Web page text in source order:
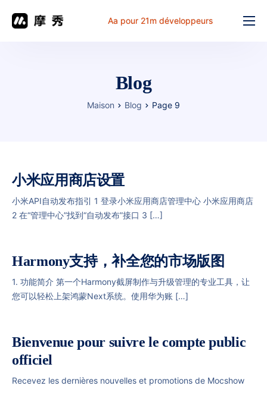
Aa pour 21m développeurs
Blog
Maison Blog Page 9
小米应用商店设置
小米API自动发布指引 1 登录小米应用商店管理中心 小米应用商店
2 在“管理中心”找到“自动发布”接口 3 […]
Harmony支持，补全您的市场版图
1. 功能简介 第一个Harmony截屏制作与升级管理的专业工具，让
您可以轻松上架鸿蒙Next系统。使用华为账 […]
Bienvenue pour suivre le compte public
officiel
Recevez les dernières nouvelles et promotions de Mocshow